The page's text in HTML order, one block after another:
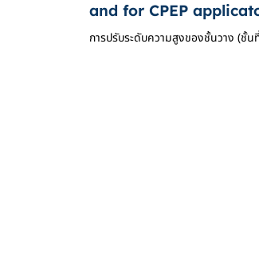
and for CPEP
การปรับระดับความสูงของชั้นวาง (ชั้